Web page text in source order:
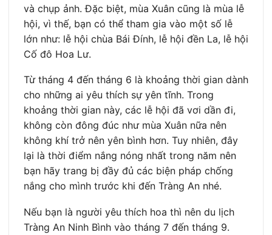
và chụp ảnh. Đặc biệt, mùa Xuân cũng là mùa lễ
hội, vì thế, bạn có thể tham gia vào một số lễ
lớn như: lễ hội chùa Bái Đính, lễ hội đền La, lễ hội
Cố đô Hoa Lư.
Từ tháng 4 đến tháng 6 là khoảng thời gian dành
cho những ai yêu thích sự yên tĩnh. Trong
khoảng thời gian này, các lễ hội đã vơi dần đi,
không còn đông đúc như mùa Xuân nữa nên
không khí trở nên yên bình hơn. Tuy nhiên, đây
lại là thời điểm nắng nóng nhất trong năm nên
bạn hãy trang bị đầy đủ các biện pháp chống
nắng cho mình trước khi đến Tràng An nhé.
Nếu bạn là người yêu thích hoa thì nên du lịch
Tràng An Ninh Bình vào tháng 7 đến tháng 9.